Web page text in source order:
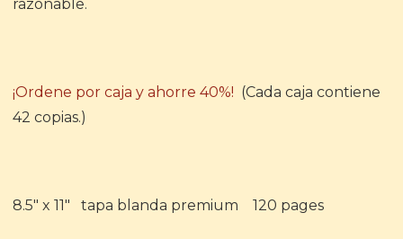
razonable.
¡Ordene por caja y ahorre 40%! (Cada caja contiene
42 copias.)
8.5" x 11" tapa blanda premium 120 pages